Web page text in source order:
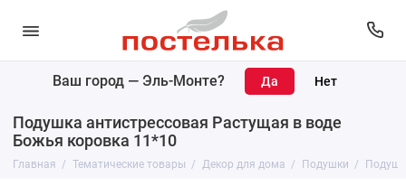
Ваш город — Эль-Монте?
Подушка антистрессовая Растущая в воде
Божья коровка 11*10
Главная Тематические товары Декор для дома Подушки